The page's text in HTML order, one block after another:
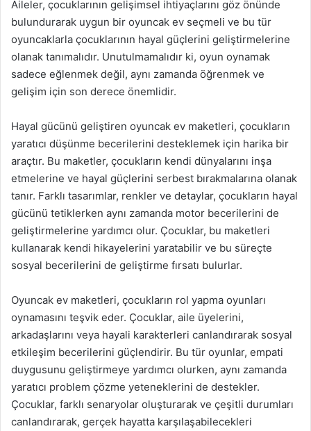
Aileler, çocuklarının gelişimsel ihtiyaçlarını göz önünde
bulundurarak uygun bir oyuncak ev seçmeli ve bu tür
oyuncaklarla çocuklarının hayal güçlerini geliştirmelerine
olanak tanımalıdır. Unutulmamalıdır ki, oyun oynamak
sadece eğlenmek değil, aynı zamanda öğrenmek ve
gelişim için son derece önemlidir.
Hayal gücünü geliştiren oyuncak ev maketleri, çocukların
yaratıcı düşünme becerilerini desteklemek için harika bir
araçtır. Bu maketler, çocukların kendi dünyalarını inşa
etmelerine ve hayal güçlerini serbest bırakmalarına olanak
tanır. Farklı tasarımlar, renkler ve detaylar, çocukların hayal
gücünü tetiklerken aynı zamanda motor becerilerini de
geliştirmelerine yardımcı olur. Çocuklar, bu maketleri
kullanarak kendi hikayelerini yaratabilir ve bu süreçte
sosyal becerilerini de geliştirme fırsatı bulurlar.
Oyuncak ev maketleri, çocukların rol yapma oyunları
oynamasını teşvik eder. Çocuklar, aile üyelerini,
arkadaşlarını veya hayali karakterleri canlandırarak sosyal
etkileşim becerilerini güçlendirir. Bu tür oyunlar, empati
duygusunu geliştirmeye yardımcı olurken, aynı zamanda
yaratıcı problem çözme yeteneklerini de destekler.
Çocuklar, farklı senaryolar oluşturarak ve çeşitli durumları
canlandırarak, gerçek hayatta karşılaşabilecekleri